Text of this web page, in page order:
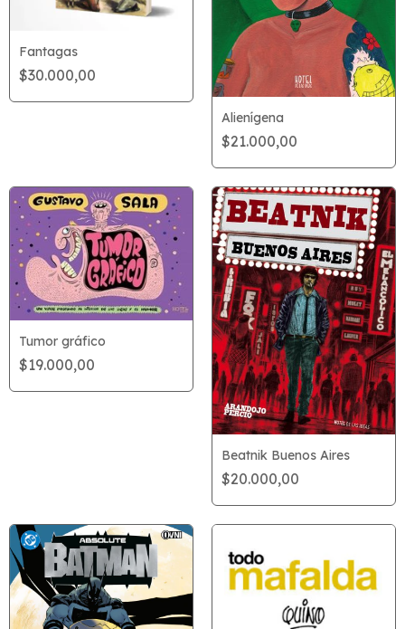
Fantagas
$30.000,00
Alienígena
$21.000,00
Tumor gráfico
$19.000,00
Beatnik Buenos Aires
$20.000,00